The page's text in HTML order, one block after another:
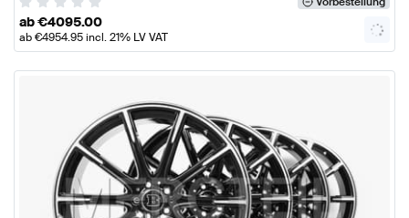
ab€4095.00
ab€4954.95incl. 21% LV VAT